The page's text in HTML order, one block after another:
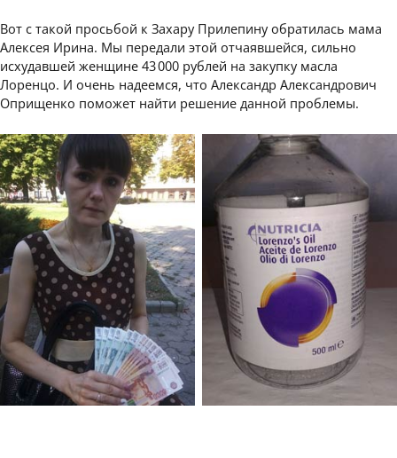
Вот с такой просьбой к Захару Прилепину обратилась мама
Алексея Ирина. Мы передали этой отчаявшейся, сильно
исхудавшей женщине 43 000 рублей на закупку масла
Лоренцо. И очень надеемся, что Александр Александрович
Оприщенко поможет найти решение данной проблемы.